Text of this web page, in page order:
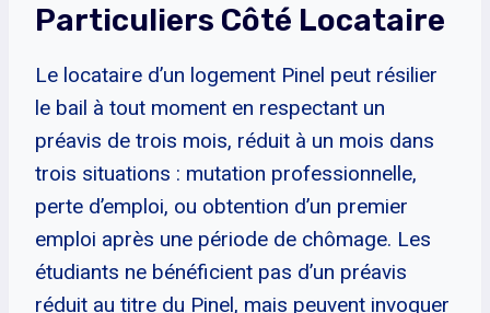
Particuliers Côté Locataire
Le locataire d’un logement Pinel peut résilier
le bail à tout moment en respectant un
préavis de trois mois, réduit à un mois dans
trois situations : mutation professionnelle,
perte d’emploi, ou obtention d’un premier
emploi après une période de chômage. Les
étudiants ne bénéficient pas d’un préavis
réduit au titre du Pinel, mais peuvent invoquer